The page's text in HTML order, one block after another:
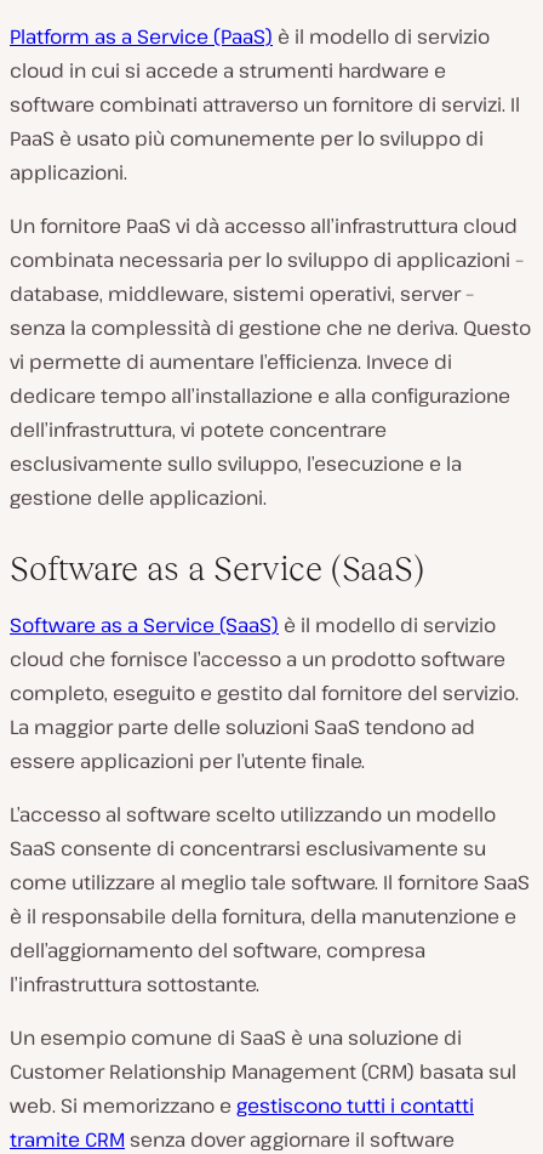
Platform as a Service (PaaS) è il modello di servizio
cloud in cui si accede a strumenti hardware e
software combinati attraverso un fornitore di servizi. Il
PaaS è usato più comunemente per lo sviluppo di
applicazioni.
Un fornitore PaaS vi dà accesso all’infrastruttura cloud
combinata necessaria per lo sviluppo di applicazioni –
database, middleware, sistemi operativi, server –
senza la complessità di gestione che ne deriva. Questo
vi permette di aumentare l’efficienza. Invece di
dedicare tempo all’installazione e alla configurazione
dell’infrastruttura, vi potete concentrare
esclusivamente sullo sviluppo, l’esecuzione e la
gestione delle applicazioni.
Software as a Service (SaaS)
Software as a Service (SaaS) è il modello di servizio
cloud che fornisce l’accesso a un prodotto software
completo, eseguito e gestito dal fornitore del servizio.
La maggior parte delle soluzioni SaaS tendono ad
essere applicazioni per l’utente finale.
L’accesso al software scelto utilizzando un modello
SaaS consente di concentrarsi esclusivamente su
come utilizzare al meglio tale software. Il fornitore SaaS
è il responsabile della fornitura, della manutenzione e
dell’aggiornamento del software, compresa
l’infrastruttura sottostante.
Un esempio comune di SaaS è una soluzione di
Customer Relationship Management (CRM) basata sul
web. Si memorizzano e gestiscono tutti i contatti
tramite CRM senza dover aggiornare il software